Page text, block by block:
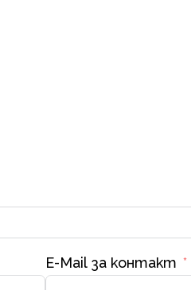
E-Mail за контакт